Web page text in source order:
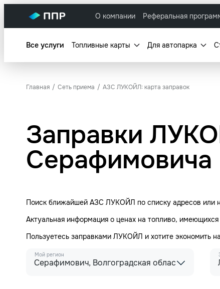
О компании Реферальная
Все услуги Топливные карты Для автопарка
Главная Сеть приема АЗС ЛУКОЙЛ: карта заправок
Заправки
Серафимовича
Поиск ближайшей АЗС ЛУКОЙЛ по списку адресов или
Актуальная информация о ценах на топливо,
Пользуетесь заправками ЛУКОЙЛ и хотите экономить
Мой регион
Серафимович, Волгоградская область